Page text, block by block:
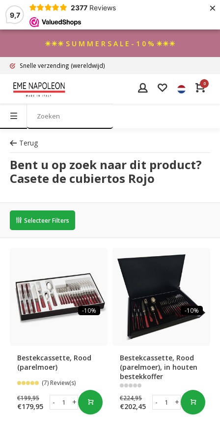
9,7
2377 Reviews ×
☀☀☀ S U M M E R S A L E - 1 0 % ☀☀☀
Snelle verzending (wereldwijd)
0
Terug
Bent u op zoek naar dit product?
Casete de cubiertos Rojo
Selecteer Filters
-10%
Bestekcassette, Rood
(parelmoer)
(7) Review(s)
€199,95
€179,95 +
-
-10%
Bestekcassette, Rood
(parelmoer), in houten
bestekkoffer
€224,95
€202,45 +
-